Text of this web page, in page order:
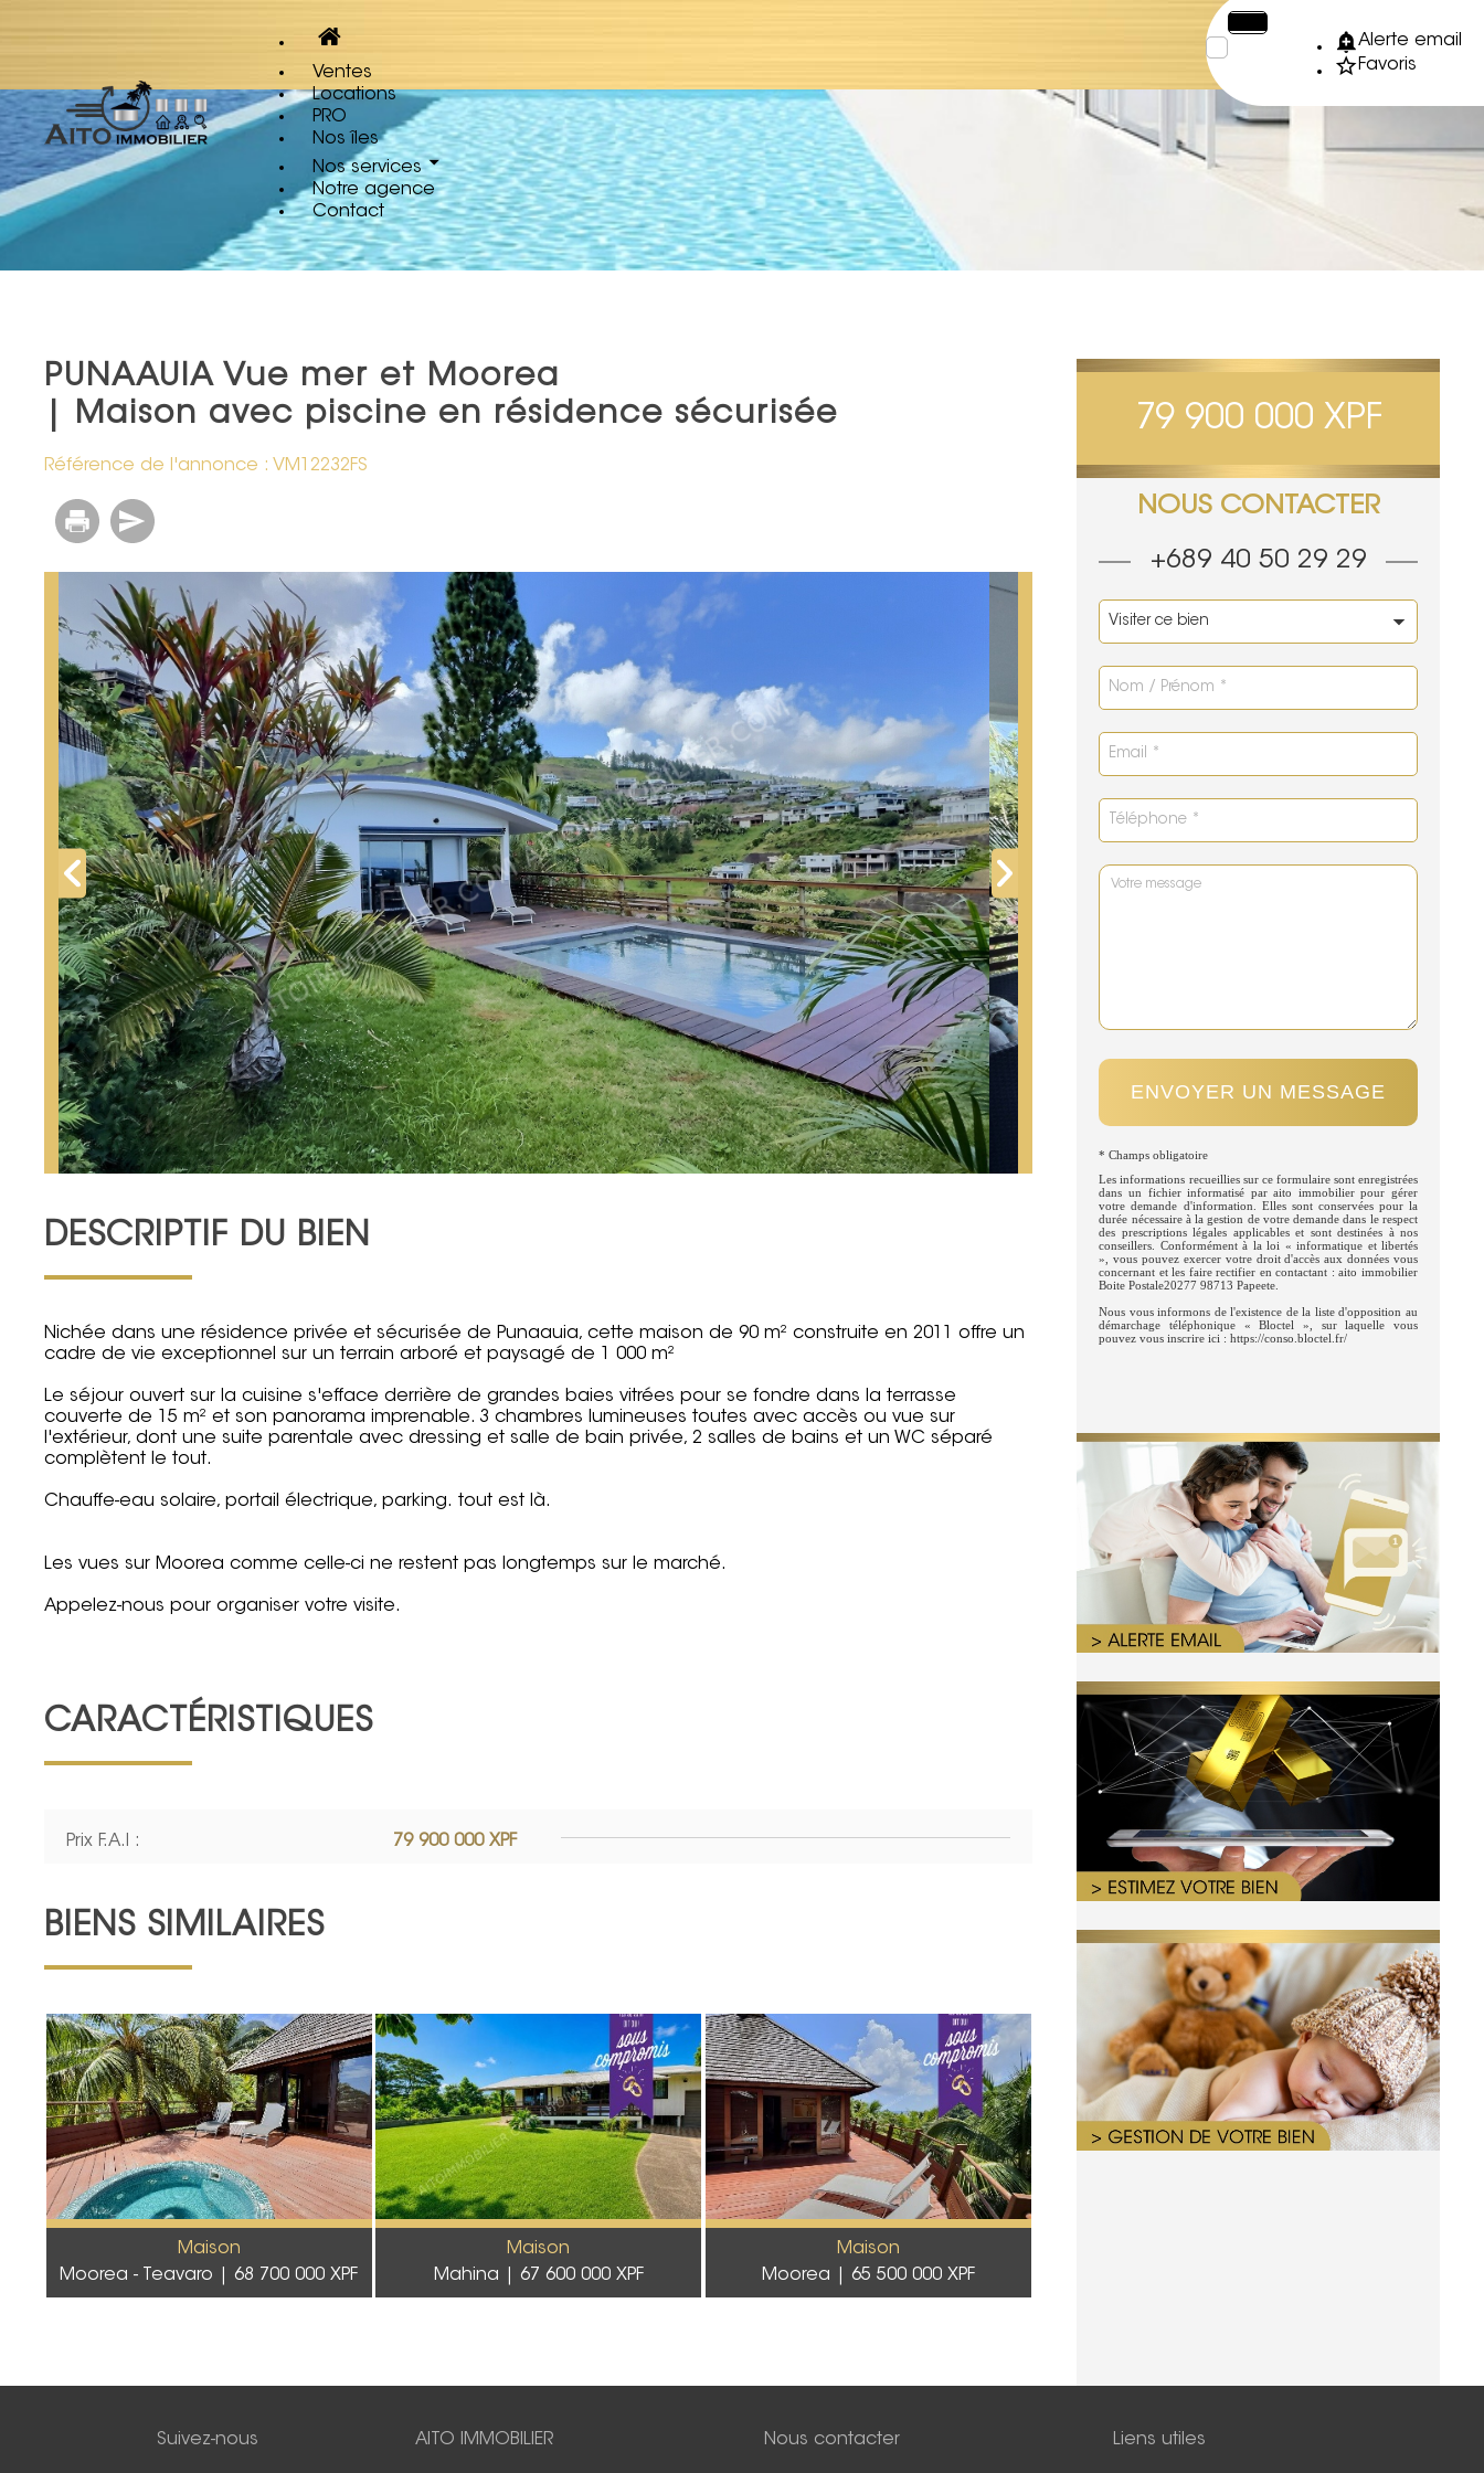
Alerte email
Favoris
Ventes
Locations
PRO
Nos îles
Nos services
Notre agence
Contact
PUNAAUIA Vue mer et Moorea
| Maison avec piscine en résidence sécurisée
Référence de l'annonce : VM12232FS
DESCRIPTIF DU BIEN
Nichée dans une résidence privée et sécurisée de Punaauia, cette maison de 90 m² construite en 2011 offre un
cadre de vie exceptionnel sur un terrain arboré et paysagé de 1 000 m²
Le séjour ouvert sur la cuisine s'efface derrière de grandes baies vitrées pour se fondre dans la terrasse
couverte de 15 m² et son panorama imprenable. 3 chambres lumineuses toutes avec accès ou vue sur
l'extérieur, dont une suite parentale avec dressing et salle de bain privée, 2 salles de bains et un WC séparé
complètent le tout.
Chauffe-eau solaire, portail électrique, parking. tout est là.
Les vues sur Moorea comme celle-ci ne restent pas longtemps sur le marché.
Appelez-nous pour organiser votre visite.
CARACTÉRISTIQUES
Prix F.A.I : 79 900 000 XPF
BIENS SIMILAIRES
Maison
Moorea - Teavaro
68 700 000 XPF
Maison
Mahina
67 600 000 XPF
Maison
Moorea
65 500 000 XPF
79 900 000 XPF
NOUS CONTACTER
+689 40 50 29 29
ENVOYER UN MESSAGE
* Champs obligatoire
Les informations recueillies sur ce formulaire sont enregistrées
dans un fichier informatisé par aito immobilier pour gérer
votre demande d'information. Elles sont conservées pour la
durée nécessaire à la gestion de votre demande dans le respect
des prescriptions légales applicables et sont destinées à nos
conseillers. Conformément à la loi « informatique et libertés
», vous pouvez exercer votre droit d'accès aux données vous
concernant et les faire rectifier en contactant : aito immobilier
Boite Postale20277 98713 Papeete.
Nous vous informons de l'existence de la liste d'opposition au
démarchage téléphonique « Bloctel », sur laquelle vous
pouvez vous inscrire ici : https://conso.bloctel.fr/
Suivez-nous AITO IMMOBILIER Nous contacter Liens utiles